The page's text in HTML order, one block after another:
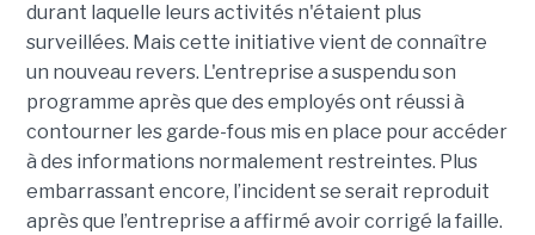
durant laquelle leurs activités n'étaient plus
surveillées. Mais cette initiative vient de connaître
un nouveau revers. L'entreprise a suspendu son
programme après que des employés ont réussi à
contourner les garde-fous mis en place pour accéder
à des informations normalement restreintes. Plus
embarrassant encore, l’incident se serait reproduit
après que l’entreprise a affirmé avoir corrigé la faille.